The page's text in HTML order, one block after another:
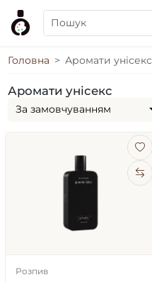
Головна Аромати унісекс
Аромати унісекс
За замовчуванням
Розпив